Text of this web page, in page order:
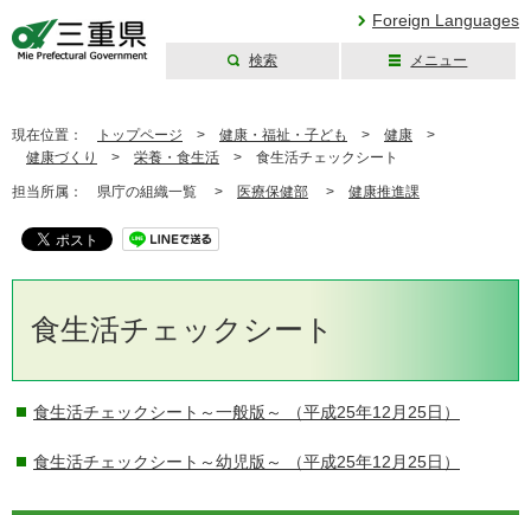
Foreign Languages
検索 メニュー
現在位置： トップページ > 健康・福祉・子ども > 健康 >
健康づくり
> 栄養・食生活 > 食生活チェックシート
担当所属： 県庁の組織一覧 > 医療保健部 > 健康推進課
食生活チェックシート
食生活チェックシート～一般版～ （平成25年12月25日）
食生活チェックシート～幼児版～ （平成25年12月25日）